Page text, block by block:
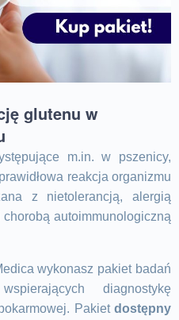
glutenu w
m.in. w pszenicy,
reakcja organizmu
z nietolerancją, alergią
autoimmunologiczną
wykonasz pakiet badań
diagnostykę
Pakiet dostępny